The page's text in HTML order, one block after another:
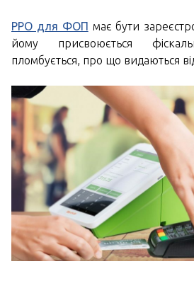
РРО для ФОП має бути
йому присвоюється
пломбується, про що видаються